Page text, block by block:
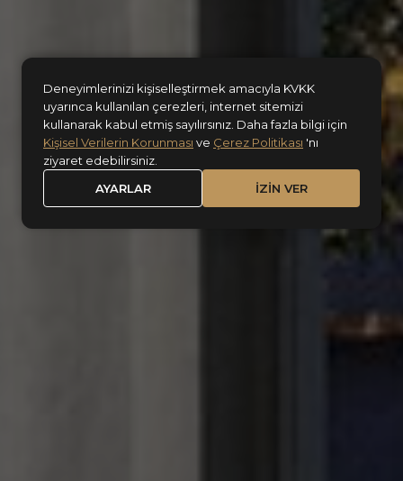
Deneyimlerinizi kişiselleştirmek amacıyla KVKK
uyarınca kullanılan çerezleri, internet sitemizi
kullanarak kabul etmiş sayılırsınız. Daha fazla bilgi için
Kişisel Verilerin Korunması ve Çerez Politikası 'nı
ziyaret edebilirsiniz.
AYARLAR
İZİN VER
Chestnut